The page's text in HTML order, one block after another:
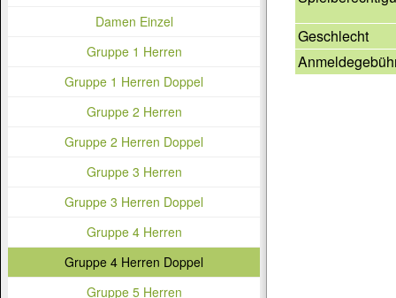
Geschlecht
Damen Einzel
Gruppe 1 Herren
Gruppe 1 Herren Doppel
Gruppe 2 Herren
Gruppe 2 Herren Doppel
Gruppe 3 Herren
Gruppe 3 Herren Doppel
Gruppe 4 Herren
Gruppe 4 Herren Doppel
Gruppe 5 Herren